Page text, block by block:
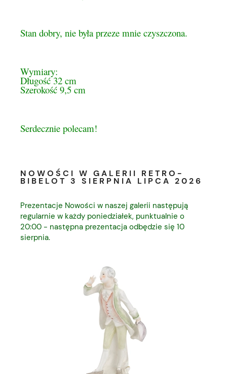
Stan dobry, nie była przeze mnie czyszczona.
Wymiary:
Długość 32 cm
Szerokość 9,5 cm
Serdecznie polecam!
NOWOŚCI W GALERII RETRO-
BIBELOT 3 SIERPNIA LIPCA 2026
Prezentacje Nowości w naszej galerii następują
regularnie w każdy poniedziałek, punktualnie o
20:00 - następna prezentacja odbędzie się 10
sierpnia.